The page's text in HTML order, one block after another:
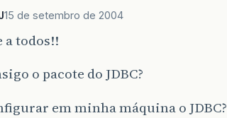
15 de setembro de 2004
a todos!!
o pacote do JDBC?
em minha máquina o JDBC?